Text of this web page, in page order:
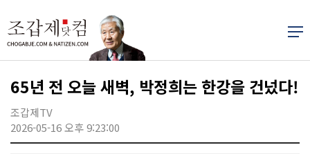
65년 전 오늘 새벽, 박정희는 한강을 건넜다!
조갑제TV
2026-05-16 오후 9:23:00